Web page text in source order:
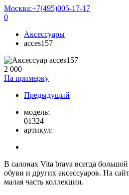
Москва:+7(495)005-17-17
0
Аксессуары
acces157
2 000
На примерку
Предыдущий
модель:
01324
артикул:
В салонах Vita brava всегда
обуви и других аксессуаров. На
малая часть коллекции.